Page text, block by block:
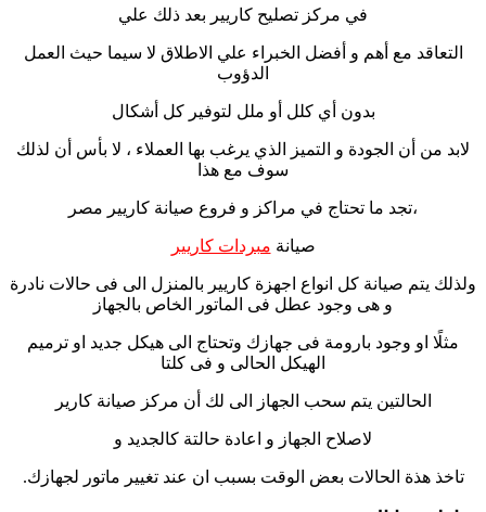
في مركز تصليح كاريير بعد ذلك علي
التعاقد مع أهم و أفضل الخبراء علي الاطلاق لا سيما حيث العمل
الدؤوب
بدون أي كلل أو ملل لتوفير كل أشكال
لابد من أن الجودة و التميز الذي يرغب بها العملاء ، لا بأس أن لذلك
سوف مع هذا
،تجد ما تحتاج في مراكز و فروع صيانة كاريير مصر
صيانة مبردات كاريير
ولذلك يتم صيانة كل انواع اجهزة كاريير بالمنزل الى فى حالات نادرة
و هى وجود عطل فى الماتور الخاص بالجهاز
مثلًا او وجود بارومة فى جهازك وتحتاج الى هيكل جديد او ترميم
الهيكل الحالى و فى كلتا
الحالتين يتم سحب الجهاز الى لك أن مركز صيانة كارير
لاصلاح الجهاز و اعادة حالتة كالجديد و
تاخذ هذة الحالات بعض الوقت بسبب ان عند تغيير ماتور لجهازك.